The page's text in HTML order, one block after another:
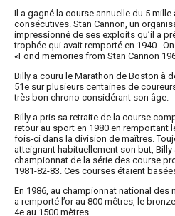
Il a gagné la course annuelle du 5
consécutives. Stan Cannon, un
impressionné de ses exploits qu’il a
trophée qui avait remporté en 1940.
«Fond memories from Stan Cannon
Billy a couru le Marathon de Boston à
51e sur plusieurs centaines de
très bon chrono considérant son âge.
Billy a pris sa retraite de la course
retour au sport en 1980 en remportant
fois-ci dans la division de maîtres.
atteignant habituellement son but, Billy
championnat de la série des course
1981-82-83. Ces courses étaient
En 1986, au championnat national des
a remporté l’or au 800 mêtres, le
4e au 1500 mètres.